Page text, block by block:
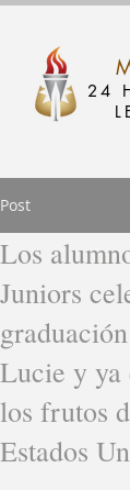
24
Post
Los
Juniors
Lucie y ya
los frutos
Estados